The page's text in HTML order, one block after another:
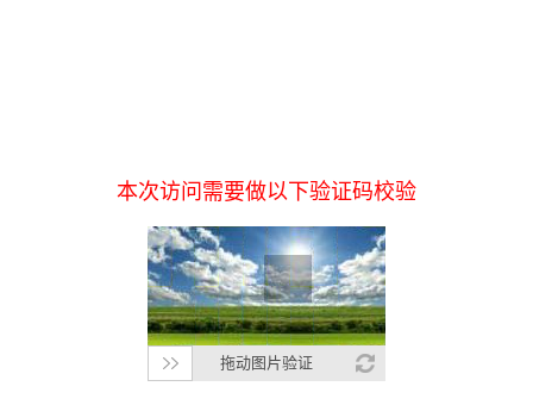
本次访问需要做以下验证码校验
拖动图片验证